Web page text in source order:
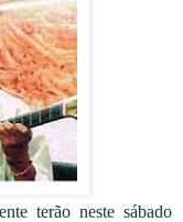
terão neste sábado